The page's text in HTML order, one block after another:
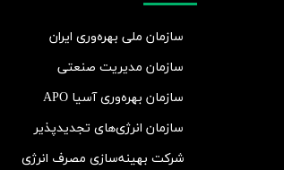
سازمان ملی بهره‌وری ایران
سازمان مدیریت صنعتی
سازمان بهره‌وری آسیا APO
سازمان انرژی‌های تجدیدپذیر
شرکت بهينه‌سازی مصرف انرژی